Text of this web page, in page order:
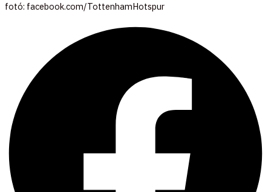
fotó: facebook.com/TottenhamHotspur